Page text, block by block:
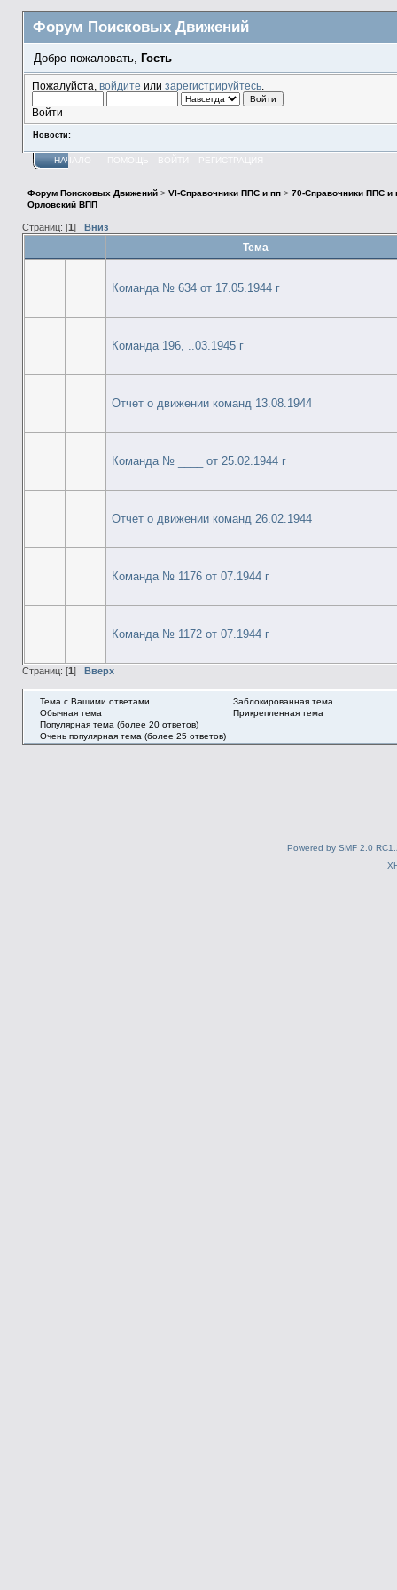
Форум Поисковых Движений
Добро пожаловать, Гость
Пожалуйста, войдите или зарегистрируйтесь.
Войти
Новости:
НАЧАЛО ПОМОЩЬ ВОЙТИ РЕГИСТРАЦИЯ
Форум Поисковых Движений> VI-Справочники ППС и пп> 70-Справочники ППС и
Орловский ВПП
Страниц: [1 ] Вниз
Тема
Команда № 634 от 17.05.1944 г
Команда 196, ..03.1945 г
Отчет о движении команд 13.08.1944
Команда № ____ от 25.02.1944 г
Отчет о движении команд 26.02.1944
Команда № 1176 от 07.1944 г
Команда № 1172 от 07.1944 г
Страниц: [1 ] Вверх
Тема с Вашими ответами
Обычная тема
Популярная тема (более 20 ответов)
Очень популярная тема (более 25 ответов)
Заблокированная тема
Прикрепленная тема
Powered by SMF 2.0